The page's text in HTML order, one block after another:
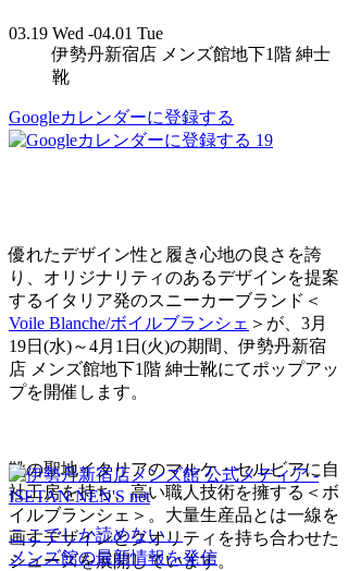
03.19 Wed -04.01 Tue
伊勢丹新宿店 メンズ館地下1階 紳士
靴
Googleカレンダーに登録する
19
優れたデザイン性と履き心地の良さを誇
り、オリジナリティのあるデザインを提案
するイタリア発のスニーカーブランド＜
Voile Blanche/ボイルブランシェ ＞が、3月
19日(水)～4月1日(火)の期間、伊勢丹新宿
店 メンズ館地下1階 紳士靴にてポップアッ
プを開催します。
靴の聖地イタリアのマルケ・セルビアに自
社工房を持ち、高い職人技術を擁する＜ボ
イルブランシェ＞。大量生産品とは一線を
画すデザインとクオリティを持ち合わせた
シューズを展開しています。
ここでしか読めない、
メンズ館の最新情報を発信